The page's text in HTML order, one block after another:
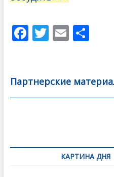
F
b
o
T
er
E
l
О
а
в
Партнерские
по
записямКАРТИНА ДНЯ